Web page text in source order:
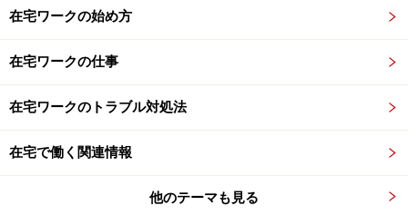
在宅ワークの始め方
在宅ワークの仕事
在宅ワークのトラブル対処法
在宅で働く関連情報
他のテーマも見る